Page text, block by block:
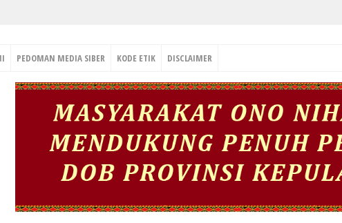
PEDOMAN MEDIA SIBER KODE ETIK DISCLAIMER